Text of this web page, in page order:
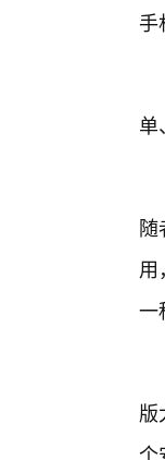
手
单
随
用
一
版
个